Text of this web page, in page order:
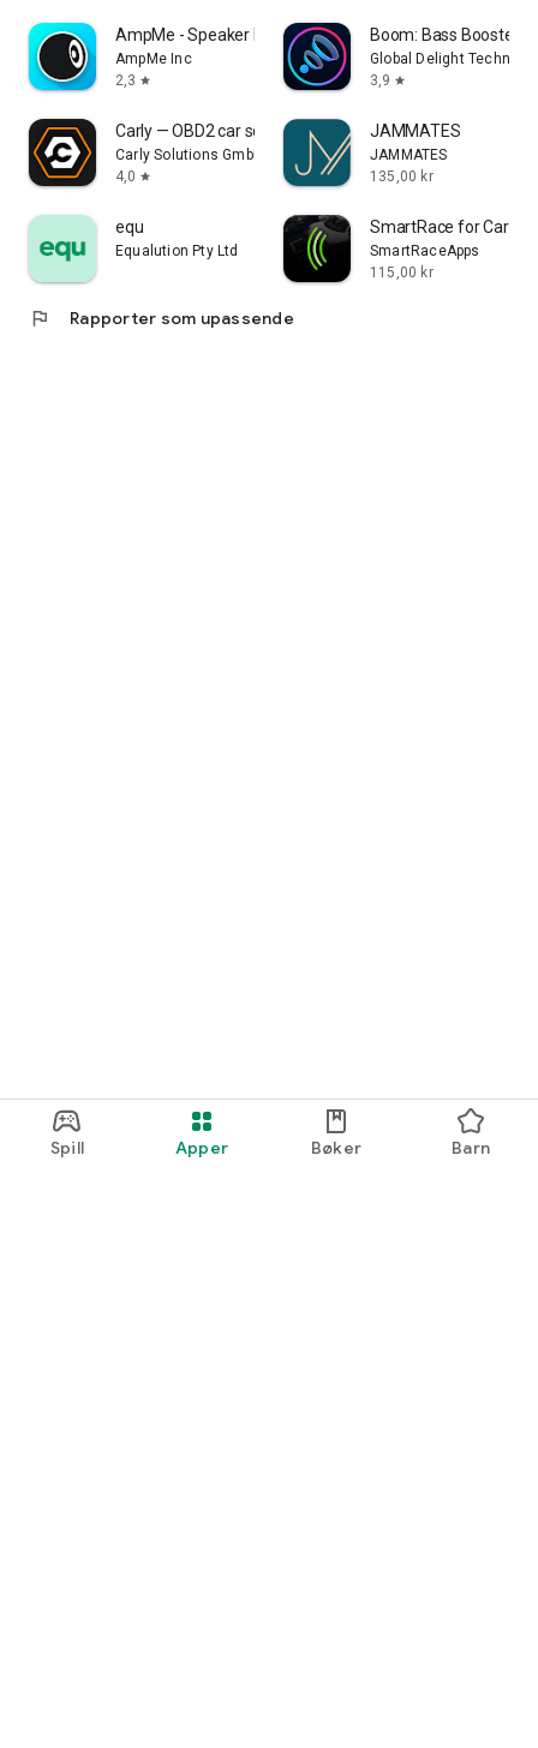
Spill Apper Bøker Barn
AmpMe - Speaker Booster
AmpMe Inc
2,3 star
Boom: Bass Booster
Global Delight
3,9 star
Carly — OBD2 car scanner
Carly Solutions GmbH & Co KG
4,0 star
JAMMATES
JAMMATES
135,00 kr
equ
Equalution Pty Ltd
SmartRace for
SmartRaceApps
115,00 kr
flag Rapporter som upassende